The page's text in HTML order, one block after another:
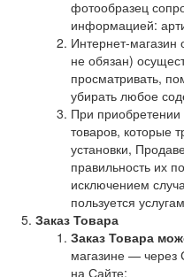
фотообразец
информацией:
Интернет-магазин
не обязан)
просматривать,
убирать любое
При
товаров, которые
установки,
правильность их
исключением
пользуется
Заказ Товара
Заказ Товара
магазине — через
на Сайте;